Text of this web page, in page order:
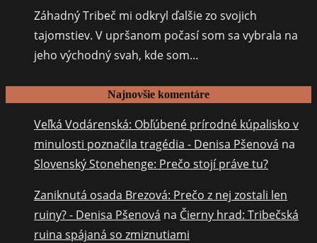
Záhadný Tribeč mi odkryl ďalšie zo svojich
tajomstiev. V upršanom počasí som sa vybrala na
jeho východný svah, kde som…
Najnovšie komentáre
Veľká Vodárenská: Obľúbené prírodné kúpalisko v
minulosti poznačila tragédia - Denisa Pšenová na
Slovenský Stonehenge: Prečo stojí práve tu?
Zaniknutá osada Brezová: Prečo z nej zostali len
ruiny? - Denisa Pšenová na Čierny hrad: Tribečská
ruina spájaná so zmiznutiami